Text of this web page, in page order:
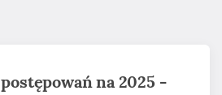
na 2025 -